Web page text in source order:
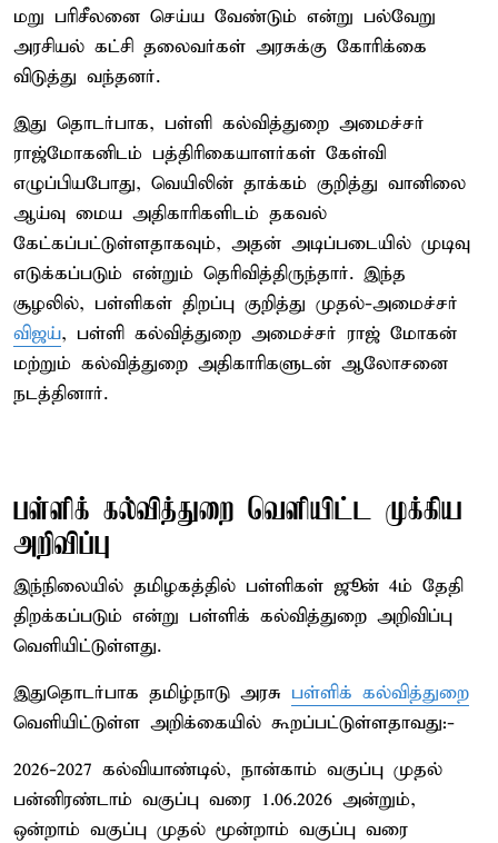
மறு பரிசீலனை செய்ய வேண்டும் என்று பல்வேறு
அரசியல் கட்சி தலைவர்கள் அரசுக்கு கோரிக்கை
விடுத்து வந்தனர்.
இது தொடர்பாக, பள்ளி கல்வித்துறை அமைச்சர்
ராஜ்மோகனிடம் பத்திரிகையாளர்கள் கேள்வி
எழுப்பியபோது, வெயிலின் தாக்கம் குறித்து வானிலை
ஆய்வு மைய அதிகாரிகளிடம் தகவல்
கேட்கப்பட்டுள்ளதாகவும், அதன் அடிப்படையில் முடிவு
எடுக்கப்படும் என்றும் தெரிவித்திருந்தார். இந்த
சூழலில், பள்ளிகள் திறப்பு குறித்து முதல்-அமைச்சர்
விஜய், பள்ளி கல்வித்துறை அமைச்சர் ராஜ் மோகன்
மற்றும் கல்வித்துறை அதிகாரிகளுடன் ஆலோசனை
நடத்தினார்.
பள்ளிக் கல்வித்துறை வெளியிட்ட முக்கிய
அறிவிப்பு
இந்நிலையில் தமிழகத்தில் பள்ளிகள் ஜூன் 4ம் தேதி
திறக்கப்படும் என்று பள்ளிக் கல்வித்துறை அறிவிப்பு
வெளியிட்டுள்ளது.
இதுதொடர்பாக தமிழ்நாடு அரசு பள்ளிக் கல்வித்துறை
வெளியிட்டுள்ள அறிக்கையில் கூறப்பட்டுள்ளதாவது:-
2026-2027 கல்வியாண்டில், நான்காம் வகுப்பு முதல்
பன்னிரண்டாம் வகுப்பு வரை 1.06.2026 அன்றும்,
ஒன்றாம் வகுப்பு முதல் மூன்றாம் வகுப்பு வரை